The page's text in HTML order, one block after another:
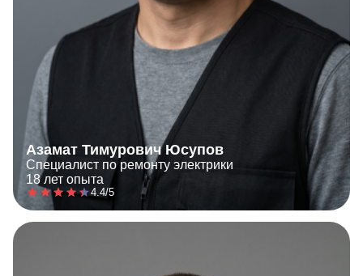
Азамат Тимурович Юсупов
Специалист по ремонту электрики
18 лет опыта
4.4/5